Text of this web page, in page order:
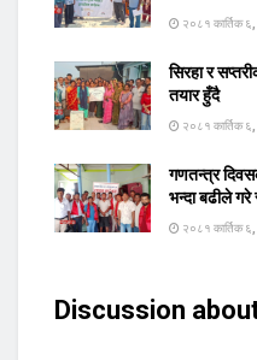
२०८१ कार्तिक
सिरहा र
तयार हुँदै
२०८१ कार्तिक
गणतन्त्र
भन्दा बढीले गरे
२०८१ कार्तिक
Discussion